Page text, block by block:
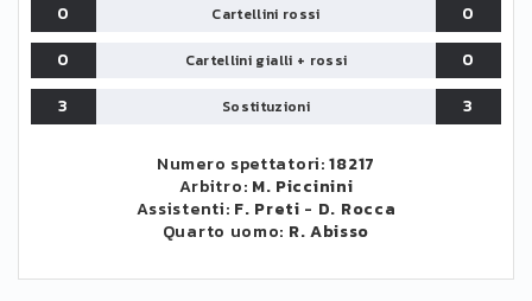
0
Cartellini rossi
0
0
Cartellini gialli + rossi
0
3
Sostituzioni 3
Numero spettatori:18217
Arbitro: M. Piccinini
Assistenti: F. Preti - D. Rocca
Quarto uomo: R. Abisso